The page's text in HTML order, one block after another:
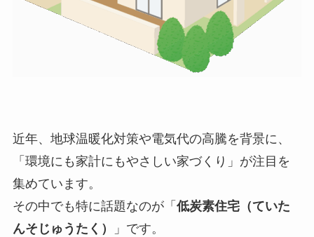
近年、地球温暖化対策や電気代の高騰を背景に、
「環境にも家計にもやさしい家づくり」が注目を
集めています。
その中でも特に話題なのが「 低炭素住宅（ていた
んそじゅうたく）
」です。